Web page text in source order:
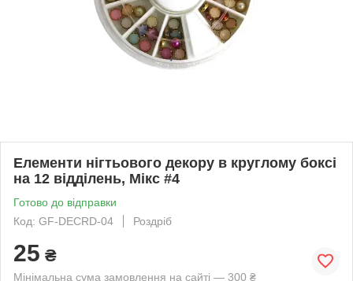
Елементи нігтьового декору в круглому боксі
на 12 відділень, Мікс #4
Готово до відправки
Код: GF-DECRD-04
Роздріб
25 ₴
Мінімальна сума замовлення на сайті — 300 ₴